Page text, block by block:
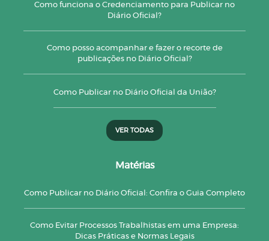
Como funciona o Credenciamento para Publicar no
Diário Oficial?
Como posso acompanhar e fazer o recorte de
publicações no Diário Oficial?
Como Publicar no Diário Oficial da União?
VER TODAS
Matérias
Como Publicar no Diário Oficial: Confira o Guia Completo
Como Evitar Processos Trabalhistas em uma Empresa:
Dicas Práticas e Normas Legais